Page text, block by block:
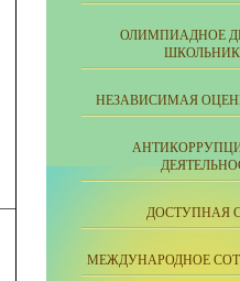
ОЛИМПИАДНОЕ
НЕЗАВИСИМАЯ
ДОСТУПНАЯ
МЕЖДУНАРОДНОЕ